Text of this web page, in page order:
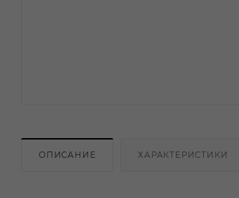
ОПИСАНИЕ ХАРАКТЕРИСТИКИ